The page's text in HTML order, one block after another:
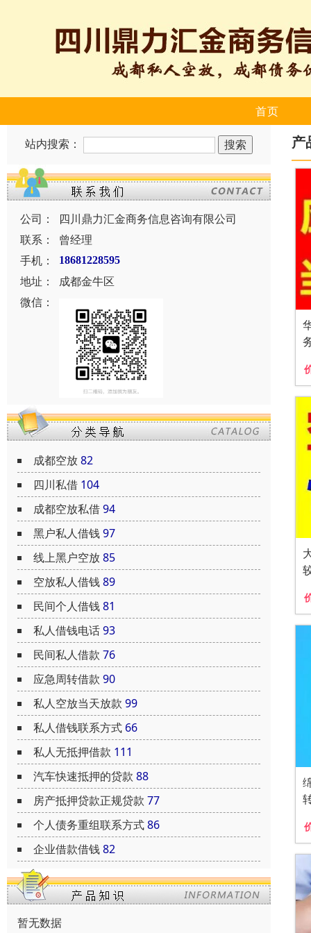
首页
站内搜索：
公司：
四川鼎力汇金商务信息咨询有限公司
联系：
曾经理
手机：
18681228595
地址：
成都金牛区
微信：
成都空放82
四川私借 104
成都空放私借94
黑户私人借钱97
线上黑户空放85
空放私人借钱89
民间个人借钱81
私人借钱电话93
民间私人借款 76
应急周转借款 90
私人空放当天放款 99
私人借钱联系方式 66
私人无抵押借款 111
汽车快速抵押的贷款 88
房产抵押贷款正规贷款 77
个人债务重组联系方式86
企业借款借钱82
暂无数据
产